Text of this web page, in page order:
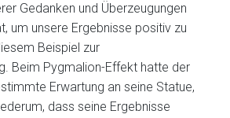
Gedanken und Überzeugungen
um unsere Ergebnisse positiv zu
Beispiel zur
Beim Pygmalion-Effekt hatte der
Erwartung an seine Statue,
dass seine Ergebnisse